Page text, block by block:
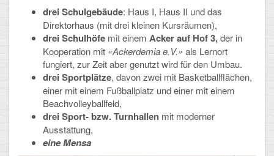
Infos zum Schulalltag
Was uns wichtig ist
Campus
Sanierung
Schulpartnerschaft
Historisches
drei Schulgebäude: Haus I, Haus II und das
Direktorhaus (mit drei kleinen Kursräumen),
drei Schulhöfe mit einem Ackerauf Hof 3,der in
Kooperation mit «Ackerdemia e.V.» als Lernort
fungiert, zur Zeit aber genutzt wird für den Umbau.
drei Sportplätze, davon zwei mit Basketballflächen,
einer mit einem Fußballplatz und einer mit einem
Beachvolleyballfeld,
drei Sport- bzw. Turnhallen mit moderner
Ausstattung,
eine Mensa